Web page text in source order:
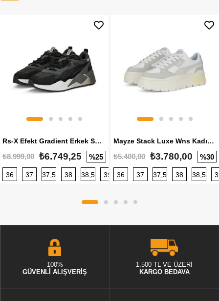
Rs-X Efekt Gradient Erkek Sneaker
₺8.999,00 ₺6.749,25 %25
36 37 37,5 38 38,5 39 40 40,5 41 42 42,5
Mayze Stack Luxe Wns Kadın Sneaker
₺5.400,00 ₺3.780,00 %30
36 37 37,5 38 38,5
100%
GÜVENLİ ALIŞVERİŞ
1.500 TL VE ÜZERİ
KARGO BEDAVA